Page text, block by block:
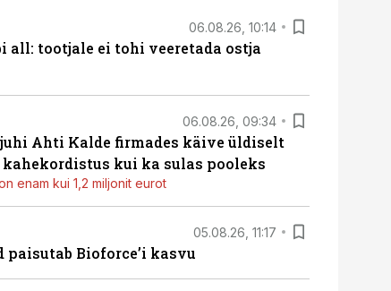
06.08.26, 10:14
all: tootjale ei tohi veeretada ostja
06.08.26, 09:34
Ahti Kalde firmades käive üldiselt
kui ka sulas pooleks
enam kui 1,2 miljonit eurot
05.08.26, 11:17
Bioforce’i kasvu